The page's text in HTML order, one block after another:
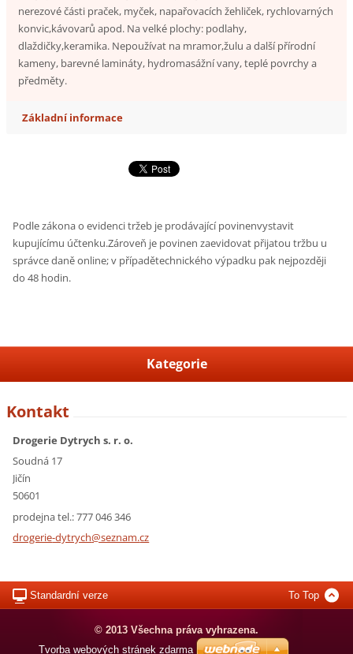
nerezové části praček, myček, napařovacích žehliček, rychlovarných
konvic,kávovarů apod. Na velké plochy: podlahy,
dlaždičky,keramika. Nepoužívat na mramor,žulu a další přírodní
kameny, barevné lamináty, hydromasážní vany, teplé povrchy a
předměty.
Základní informace
Podle zákona o evidenci tržeb je prodávající povinenvystavit
kupujícímu účtenku.Zároveň je povinen zaevidovat přijatou tržbu u
správce daně online; v případětechnického výpadku pak nejpozději
do 48 hodin.
Kategorie
Kontakt
Drogerie Dytrych s. r. o.
Soudná 17
Jičín
50601
prodejna tel.: 777 046 346
drogerie-dytrych@seznam.cz
Standardní verze To Top
© 2013 Všechna práva vyhrazena.
Tvorba webových stránek zdarma